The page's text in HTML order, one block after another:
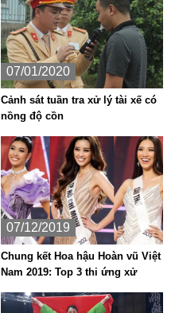
07/01/2020
Cảnh sát tuần tra xử lý tài xế có
nồng độ cồn
07/12/2019
Chung kết Hoa hậu Hoàn vũ Việt
Nam 2019: Top 3 thi ứng xử